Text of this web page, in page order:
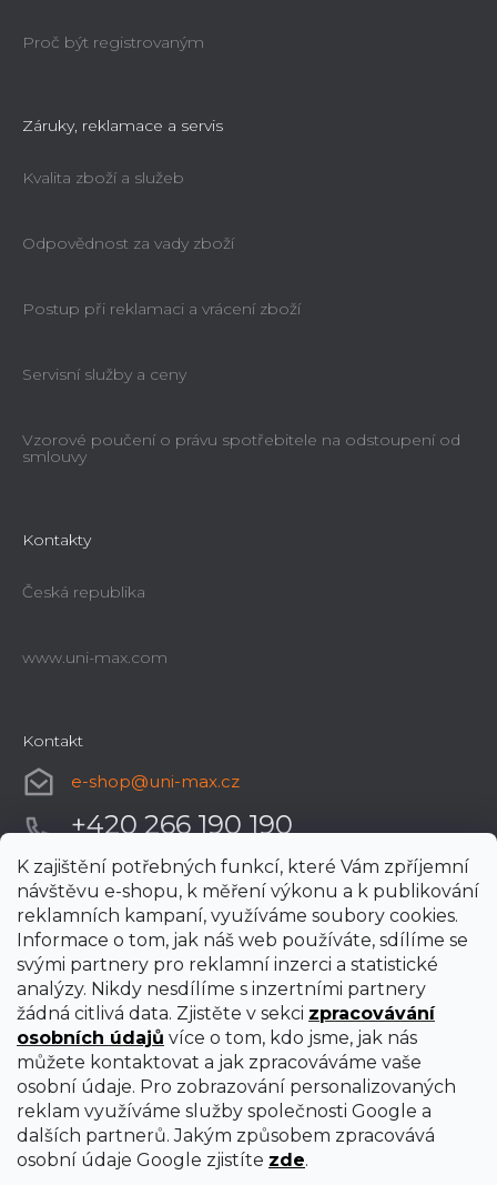
K zajištění potřebných funkcí, které Vám zpříjemní
návštěvu e-shopu, k měření výkonu a k publikování
reklamních kampaní, využíváme soubory cookies.
Informace o tom, jak náš web používáte, sdílíme se
svými partnery pro reklamní inzerci a statistické
analýzy. Nikdy nesdílíme s inzertními partnery
žádná citlivá data. Zjistěte v sekci zpracovávání
osobních údajů více o tom, kdo jsme, jak nás
můžete kontaktovat a jak zpracováváme vaše
osobní údaje. Pro zobrazování personalizovaných
reklam využíváme služby společnosti Google a
dalších partnerů. Jakým způsobem zpracovává
osobní údaje Google zjistíte zde.
Proč být registrovaným
Záruky, reklamace a servis
Kvalita zboží a služeb
Odpovědnost za vady zboží
Postup při reklamaci a vrácení zboží
Servisní služby a ceny
Vzorové poučení o právu spotřebitele na odstoupení od
smlouvy
Kontakty
Česká republika
www.uni-max.com
Kontakt
e-shop@uni-max.cz
+420 266 190 190